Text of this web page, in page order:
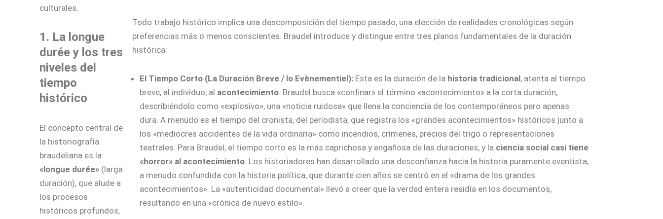
culturales.
1. La longue
durée y los tres
niveles del
tiempo
histórico
El concepto central de
la historiografía
braudeliana es la
«longue durée»(larga
duración), que alude a
los procesos
históricos profundos,
Todo trabajo histórico implica una descomposición del tiempo pasado, una elección de realidades cronológicas según
preferencias más o menos conscientes. Braudel introduce y distingue entre tres planos fundamentales de la duración
histórica:
El Tiempo Corto (La Duración Breve / lo Evènementiel): Esta es la duración de la historia tradicional, atenta al tiempo
breve, al individuo, al acontecimiento. Braudel busca «confinar» el término «acontecimiento» a la corta duración,
describiéndolo como «explosivo», una «noticia ruidosa» que llena la conciencia de los contemporáneos pero apenas
dura. A menudo es el tiempo del cronista, del periodista, que registra los «grandes acontecimientos» históricos junto a
los «mediocres accidentes de la vida ordinaria» como incendios, crímenes, precios del trigo o representaciones
teatrales. Para Braudel, el tiempo corto es la más caprichosa y engañosa de las duraciones, y la ciencia social casi tiene
«horror» al acontecimiento. Los historiadores han desarrollado una desconfianza hacia la historia puramente eventista,
a menudo confundida con la historia política, que durante cien años se centró en el «drama de los grandes
acontecimientos». La «autenticidad documental» llevó a creer que la verdad entera residía en los documentos,
resultando en una «crónica de nuevo estilo».